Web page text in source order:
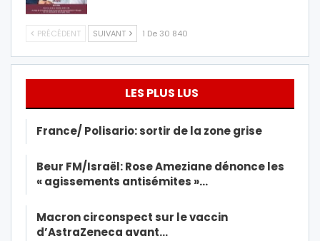
PRÉCÉDENT SUIVANT 1 De 30 840
LES PLUS LUS
France/ Polisario: sortir de la zone grise
Beur FM/Israël: Rose Ameziane dénonce les
« agissements antisémites »…
Macron circonspect sur le vaccin
d’AstraZeneca avant…